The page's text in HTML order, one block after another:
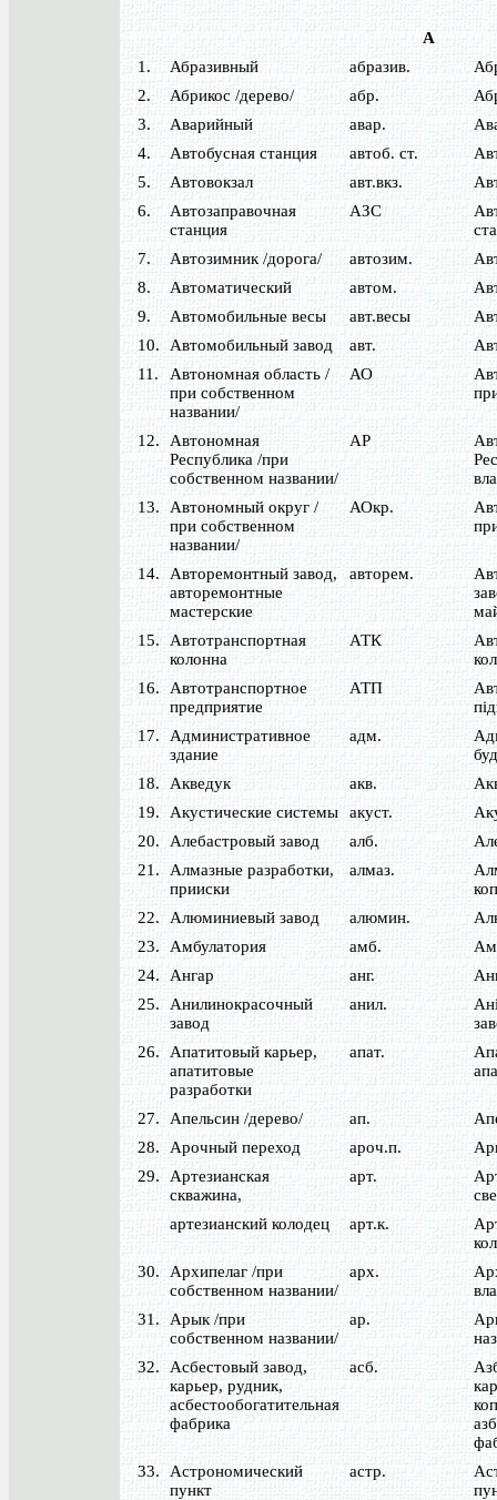
А
1.
Абразивный абразив.
2.
Абрикос /дерево/ абр.
3.
Аварийный авар.
4.
Автобусная станция автоб. ст.
5.
Автовокзал авт.вкз.
6.
Автозаправочная
станция
АЗС
7.
Автозимник /дорога/ автозим.
8.
Автоматический автом.
9.
Автомобильные весы авт.весы
10.
Автомобильный завод авт.
11.
Автономная область /
при собственном
названии/
АО
12.
Автономная
Республика /при
собственном названии/
АР
13.
Автономный округ /
при собственном
названии/
АОкр.
14.
Авторемонтный завод,
авторемонтные
мастерские
авторем.
15.
Автотранспортная
колонна
АТК
16.
Автотранспортное
предприятие
АТП
17.
Административное
здание
адм.
18.
Акведук акв.
19.
Акустические системы акуст.
20.
Алебастровый завод алб.
21.
Алмазные разработки,
прииски
алмаз.
22.
Алюминиевый завод алюмин.
23.
Амбулатория амб.
24.
Ангар анг.
25.
Анилинокрасочный
завод
анил.
26.
Апатитовый карьер,
апатитовые
разработки
апат.
27. Апельсин /дерево/ ап.
28.
Арочный переход ароч.п.
29.
Артезианская
скважина,
арт.
артезианский колодец
арт.к.
30.
Архипелаг /при
собственном названии/
арх.
31.
Арык /при
собственном названии/
ар.
32.
Асбестовый завод,
карьер, рудник,
асбестообогатительная
фабрика
асб.
33.
Астрономический
пункт
астр.